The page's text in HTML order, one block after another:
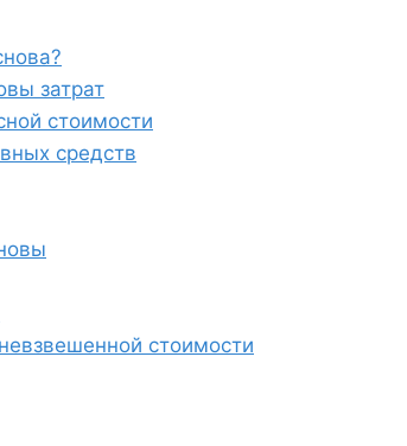
затрат
стоимости
средств
стоимости